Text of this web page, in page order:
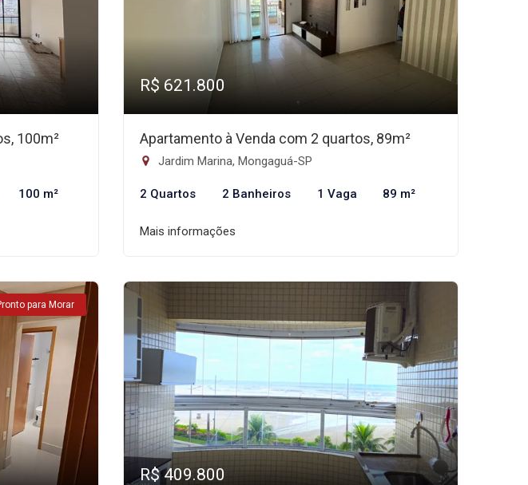
100m²
100 m²
R$ 621.800
Apartamento à Venda com 2 quartos, 89m²
Jardim Marina, Mongaguá-SP
2 Quartos 2 Banheiros 1 Vaga 89 m²
Mais informações
para Morar
R$ 409.800